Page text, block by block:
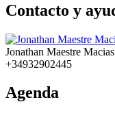
Contacto y
Jonathan Maestre Macias
+34932902445
Agenda